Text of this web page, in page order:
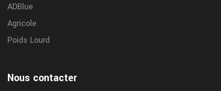
ADBlue
Agricole
Poids Lourd
Nous contacter